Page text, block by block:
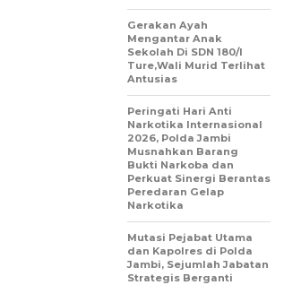
Gerakan Ayah
Mengantar Anak
Sekolah Di SDN 180/I
Ture,Wali Murid Terlihat
Antusias
Peringati Hari Anti
Narkotika Internasional
2026, Polda Jambi
Musnahkan Barang
Bukti Narkoba dan
Perkuat Sinergi Berantas
Peredaran Gelap
Narkotika
Mutasi Pejabat Utama
dan Kapolres di Polda
Jambi, Sejumlah Jabatan
Strategis Berganti